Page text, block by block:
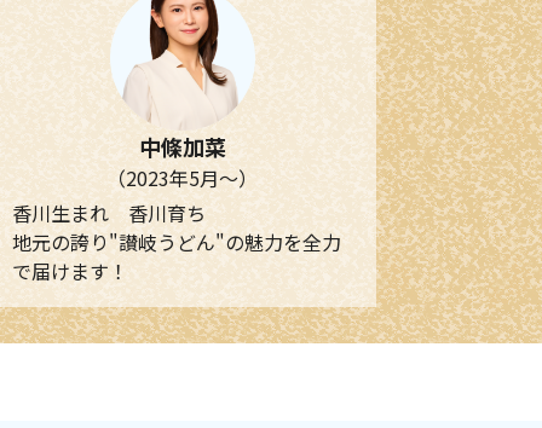
中條加菜
（2023年5月～）
香川生まれ 香川育ち
地元の誇り"讃岐うどん"の魅力を全力
で届けます！